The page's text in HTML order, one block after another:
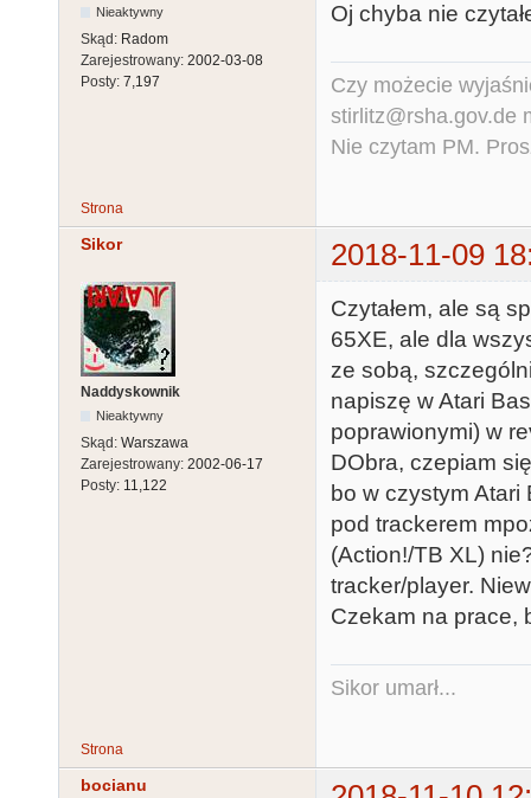
Nieaktywny
Skąd: Radom
Zarejestrowany: 2002-03-08
Posty: 7,197
Oj chyba nie
Czy możecie
stirlitz@rsha.gov.de
Nie czytam PM.
Strona
Sikor 2018-11-09
Naddyskownik
Nieaktywny
Skąd: Warszawa
Zarejestrowany: 2002-06-17
Posty: 11,122
Czytałem, ale są
65XE, ale dla
ze sobą,
napiszę w Atari
poprawionymi) w
DObra, czepiam
bo w czystym
pod trackerem
(Action!/TB XL)
tracker/player.
Czekam na prace,
Sikor umarł...
Strona
bocianu